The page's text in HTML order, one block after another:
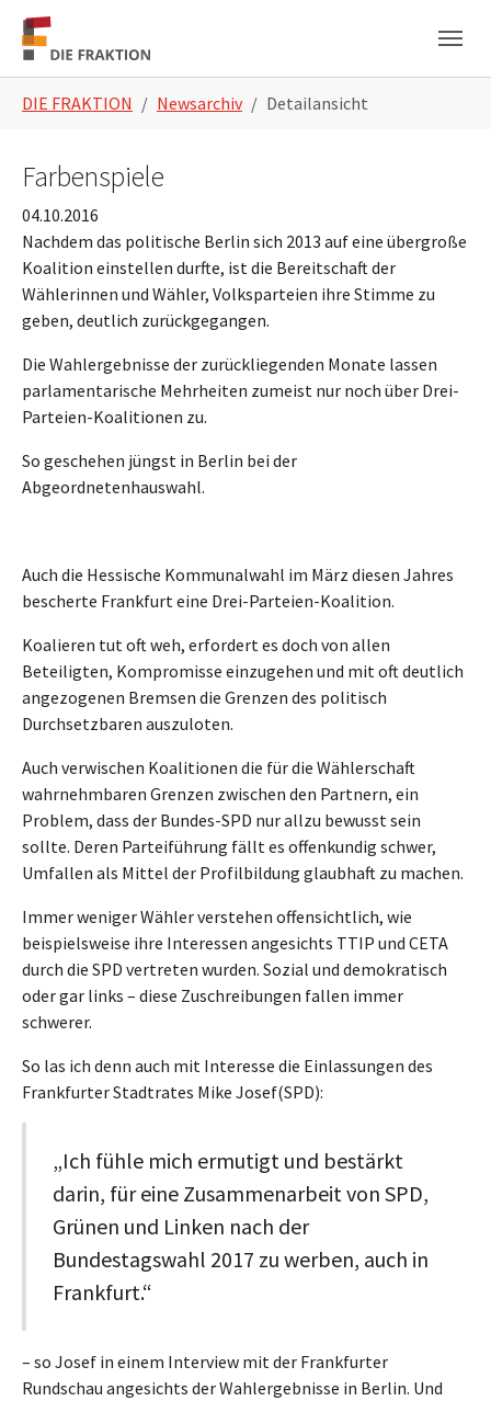
Zum Hauptinhalt springen
Skip to page footer
DIE FRAKTION Newsarchiv Detailansicht
Farbenspiele
04.10.2016
Nachdem das politische Berlin sich 2013 auf eine übergroße
Koalition einstellen durfte, ist die Bereitschaft der
Wählerinnen und Wähler, Volksparteien ihre Stimme zu
geben, deutlich zurückgegangen.
Die Wahlergebnisse der zurückliegenden Monate lassen
parlamentarische Mehrheiten zumeist nur noch über Drei-
Parteien-Koalitionen zu.
So geschehen jüngst in Berlin bei der
Abgeordnetenhauswahl.
Auch die Hessische Kommunalwahl im März diesen Jahres
bescherte Frankfurt eine Drei-Parteien-Koalition.
Koalieren tut oft weh, erfordert es doch von allen
Beteiligten, Kompromisse einzugehen und mit oft deutlich
angezogenen Bremsen die Grenzen des politisch
Durchsetzbaren auszuloten.
Auch verwischen Koalitionen die für die Wählerschaft
wahrnehmbaren Grenzen zwischen den Partnern, ein
Problem, dass der Bundes-SPD nur allzu bewusst sein
sollte. Deren Parteiführung fällt es offenkundig schwer,
Umfallen als Mittel der Profilbildung glaubhaft zu machen.
Immer weniger Wähler verstehen offensichtlich, wie
beispielsweise ihre Interessen angesichts TTIP und CETA
durch die SPD vertreten wurden. Sozial und demokratisch
oder gar links – diese Zuschreibungen fallen immer
schwerer.
So las ich denn auch mit Interesse die Einlassungen des
Frankfurter Stadtrates Mike Josef(SPD):
„Ich fühle mich ermutigt und bestärkt
darin, für eine Zusammenarbeit von SPD,
Grünen und Linken nach der
Bundestagswahl 2017 zu werben, auch in
Frankfurt.“
– so Josef in einem Interview mit der Frankfurter
Rundschau angesichts der Wahlergebnisse in Berlin. Und